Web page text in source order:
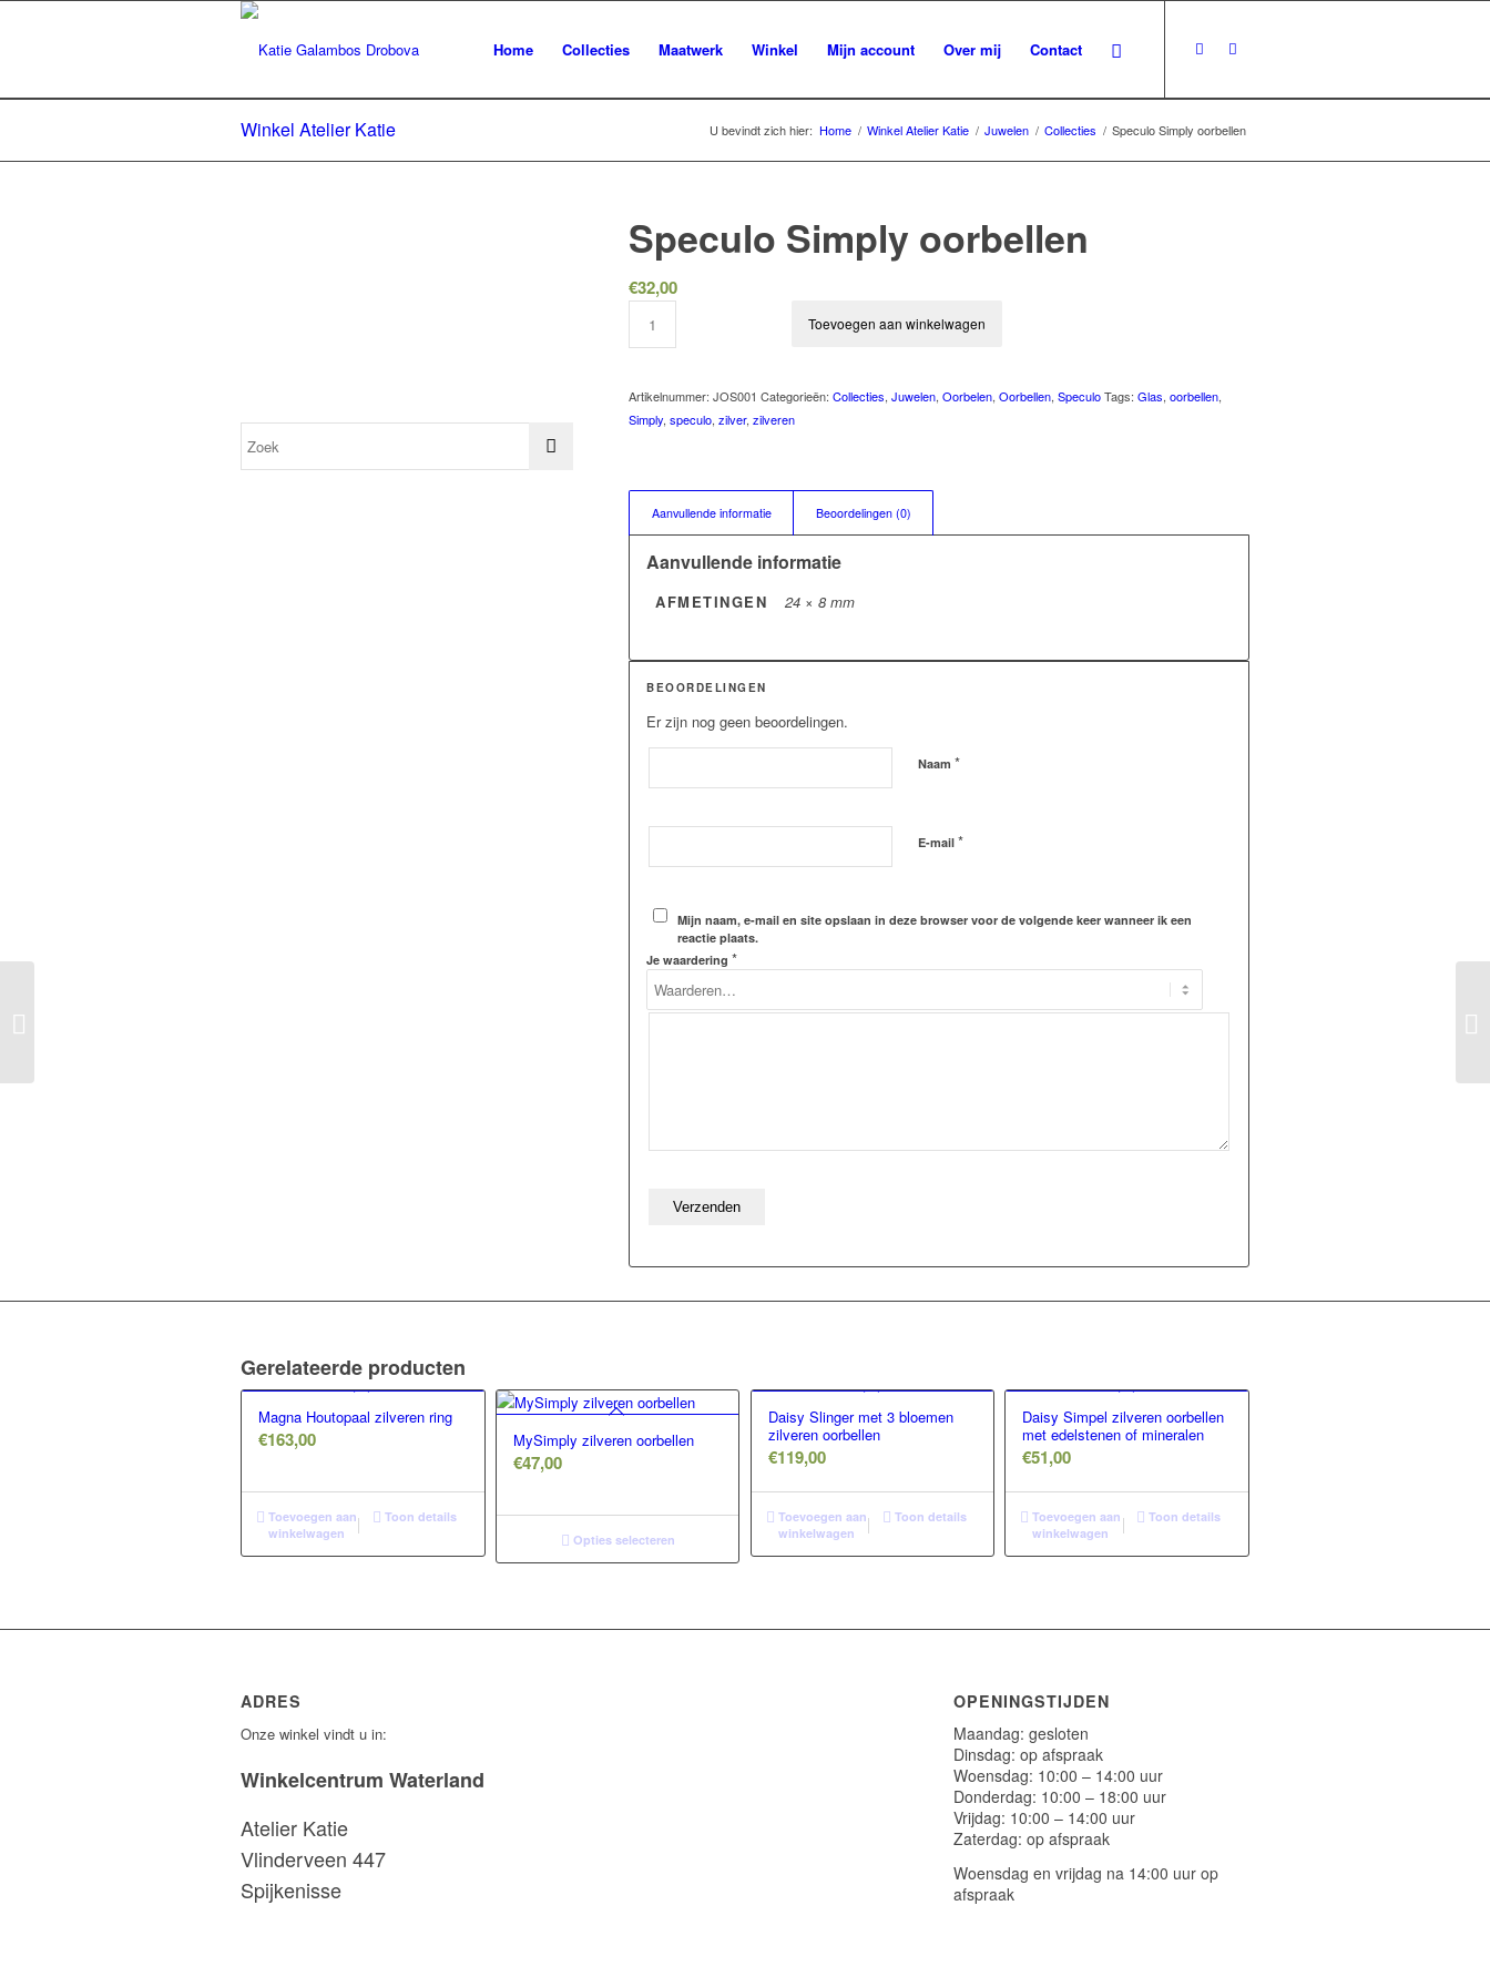
Home Collecties Maatwerk Winkel Mijn account Over mij Contact
Winkel Atelier Katie U bevindt zich hier: Home / Winkel Atelier Katie / Juwelen / Collecties / Speculo Simply oorbellen
Speculo Simply oorbellen
€32,00
Toevoegen aan winkelwagen
Artikelnummer:JOS001 Categorieën:Collecties,Juwelen,Oorbelen,Oorbellen,Speculo Tags:Glas,oorbellen,
Simply,speculo,zilver,zilveren
Aanvullende informatie Beoordelingen (0)
Aanvullende informatie
AFMETINGEN 24 × 8 mm
BEOORDELINGEN
Er zijn nog geen beoordelingen.
Naam*
E-mail*
Mijn naam, e-mail en site opslaan in deze browser voor de volgende keer wanneer ik een
reactie plaats.
Je waardering*
Gerelateerde producten
Magna Houtopaal zilveren ring
€163,00
Toevoegen aan
winkelwagen
Toon details
MySimply zilveren oorbellen
€47,00
Opties selecteren
Daisy Slinger met 3 bloemen
zilveren oorbellen
€119,00
Toevoegen aan
winkelwagen
Toon details
Daisy Simpel zilveren oorbellen
met edelstenen of mineralen
€51,00
Toevoegen aan
winkelwagen
Toon details
ADRES
Onze winkel vindt u in:
Winkelcentrum Waterland
Atelier Katie
Vlinderveen 447
Spijkenisse
OPENINGSTIJDEN
Maandag: gesloten
Dinsdag: op afspraak
Woensdag: 10:00 – 14:00 uur
Donderdag: 10:00 – 18:00 uur
Vrijdag: 10:00 – 14:00 uur
Zaterdag: op afspraak
Woensdag en vrijdag na 14:00 uur op
afspraak